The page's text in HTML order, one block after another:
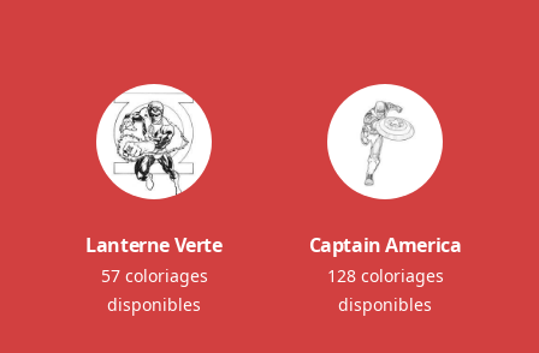
Lanterne Verte
57 coloriages
disponibles
Captain America
128 coloriages
disponibles